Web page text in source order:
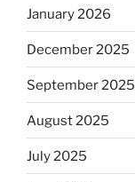
January 2026
December 2025
September 2025
August 2025
July 2025